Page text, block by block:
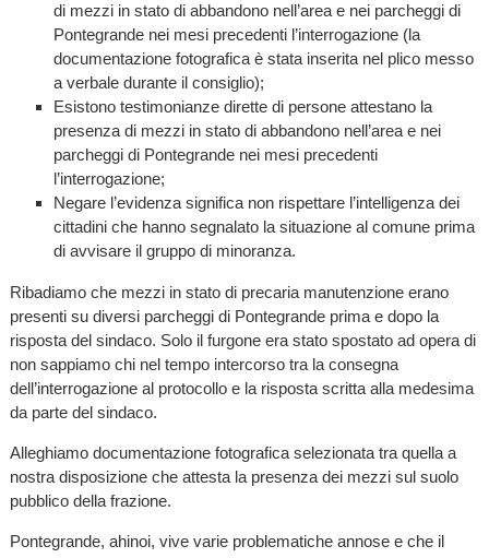
di mezzi in stato di abbandono nell’area e nei parcheggi di
Pontegrande nei mesi precedenti l’interrogazione (la
documentazione fotografica è stata inserita nel plico messo
a verbale durante il consiglio);
Esistono testimonianze dirette di persone attestano la
presenza di mezzi in stato di abbandono nell’area e nei
parcheggi di Pontegrande nei mesi precedenti
l’interrogazione;
Negare l’evidenza significa non rispettare l’intelligenza dei
cittadini che hanno segnalato la situazione al comune prima
di avvisare il gruppo di minoranza.
Ribadiamo che mezzi in stato di precaria manutenzione erano
presenti su diversi parcheggi di Pontegrande prima e dopo la
risposta del sindaco. Solo il furgone era stato spostato ad opera di
non sappiamo chi nel tempo intercorso tra la consegna
dell’interrogazione al protocollo e la risposta scritta alla medesima
da parte del sindaco.
Alleghiamo documentazione fotografica selezionata tra quella a
nostra disposizione che attesta la presenza dei mezzi sul suolo
pubblico della frazione.
Pontegrande, ahinoi, vive varie problematiche annose e che il